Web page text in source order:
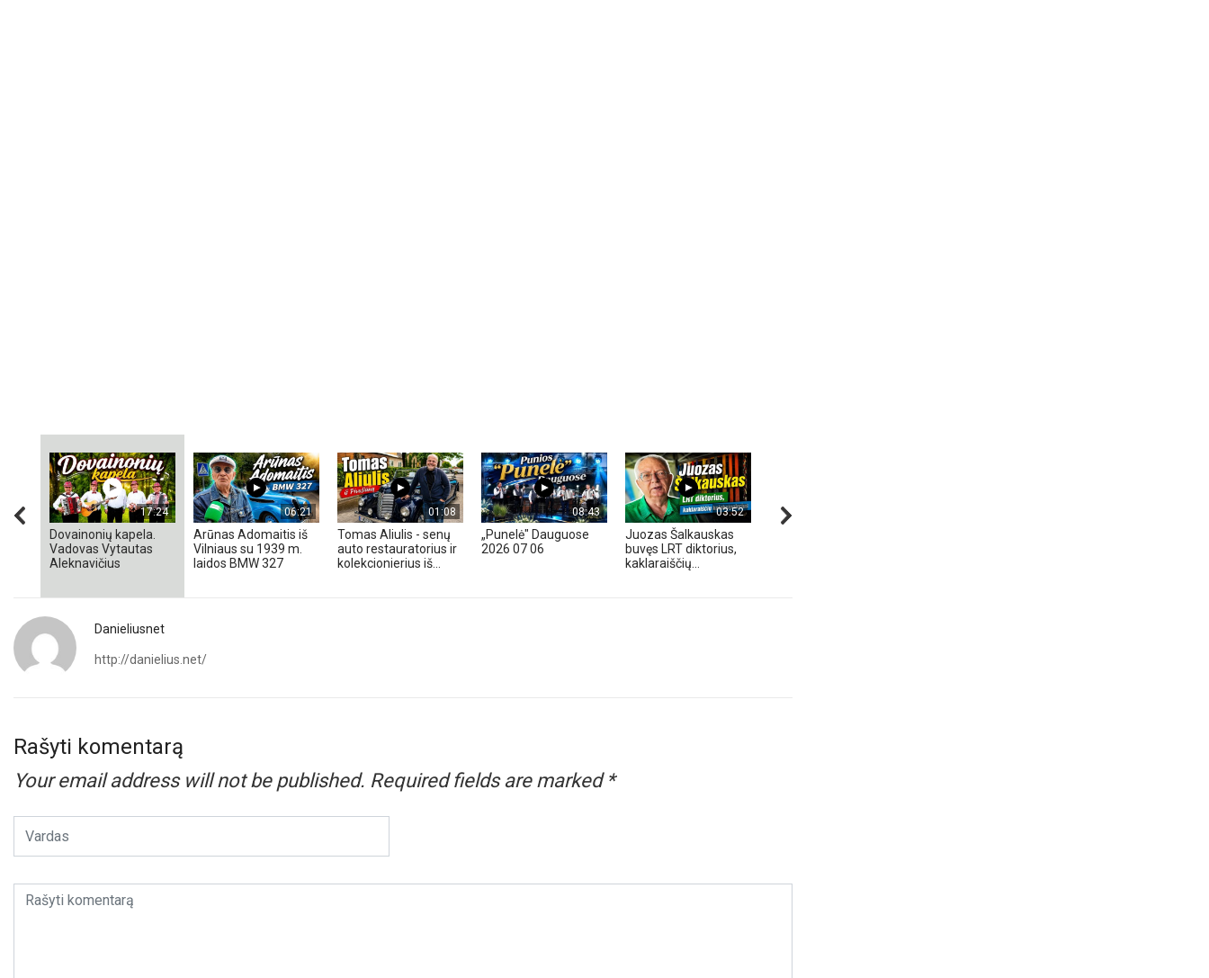
17:24
Dovainonių kapela.
Vadovas Vytautas
Aleknavičius
06:21
Arūnas Adomaitis iš
Vilniaus su 1939 m.
laidos BMW 327
01:08
Tomas Aliulis - senų
auto restauratorius ir
kolekcionierius iš...
08:43
„Punelė" Dauguose
2026 07 06
03:52
Juozas Šalkauskas
buvęs LRT diktorius,
kaklaraiščių...
Danieliusnet
http://danielius.net/
Rašyti komentarą
Your email address will not be published. Required fields are marked *